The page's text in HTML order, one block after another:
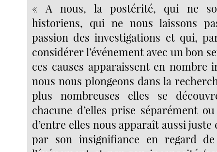
« A nous, la postérité, qui ne
historiens, qui ne nous laissons
passion des investigations et qui,
considérer l’événement avec un bon
ces causes apparaissent en nombre
nous nous plongeons dans la
plus nombreuses elles se
chacune d’elles prise séparément
d’entre elles nous apparaît aussi juste
par son insignifiance en regard de